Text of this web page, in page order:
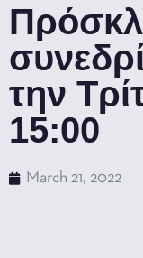
την
15:00
March 21, 2022